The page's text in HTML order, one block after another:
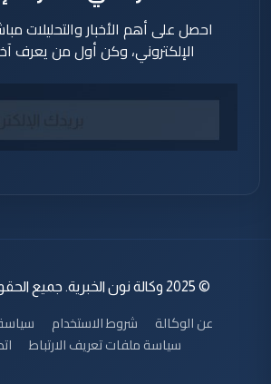
احصل على أهم الأخبار والتحليلات
الإلكتروني، وكن أول من يعرف
© 2025 وكالة نون الخبرية. جميع الحقوق محفوظة.
عن الوكالة شروط الاستخدام
سياسة ملفات تعريف الارتباط